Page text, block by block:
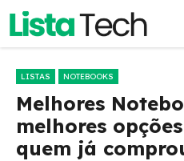
Pular
o
LISTAS NOTEBOOKS
Melhores
melhores
quem já